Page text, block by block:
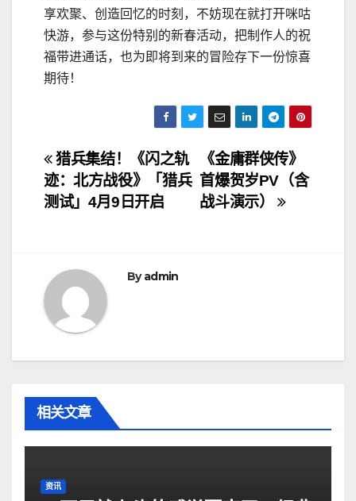
享欢聚、创造回忆的时刻，不妨现在就打开咪咕
快游，参与这份特别的新春活动，把制作人的祝
福带进通话，也为即将到来的冒险存下一份惊喜
期待！
文
章
航
《金庸群侠传》
首爆贺岁PV（含
战斗演示）
猎兵集结！《闪之轨
迹：北方战役》「猎兵
测试」4月9日开启
Byadmin
相关文章
资讯